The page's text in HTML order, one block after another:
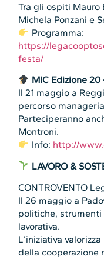
Tra gli ospiti Mauro
Michela Ponzani e
Programma:
https://
festa/
MIC Edizione
Il 21 maggio a
percorso
Parteciperanno
Montroni.
Info: http://
LAVORO &
CONTROVENTO
Il 26 maggio a
politiche, strumenti
lavorativa.
L’iniziativa
della cooperazione